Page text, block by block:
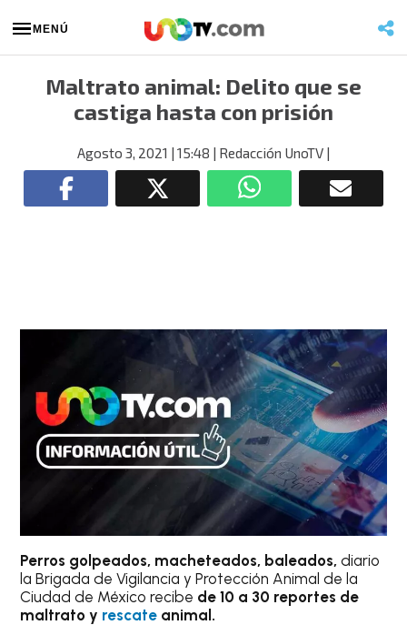
MENÚ
Maltrato animal: Delito que se
castiga hasta con prisión
Agosto 3, 2021 | 15:48 | Redacción UnoTV |
Perros golpeados, macheteados, baleados, diario
la Brigada de Vigilancia y Protección Animal de la
Ciudad de México recibe de 10 a 30 reportes de
maltrato y rescate animal.